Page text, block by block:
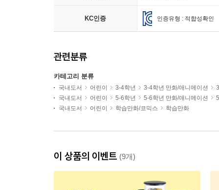
KC인증 인증유형 : 적합성확인
관련분류
카테고리 분류
국내도서 어린이 3-4학년 3-4학년 만화/애니메이션
국내도서
어린이 5-6학년 5-6학년 만화/애니메이션
국내도서
어린이 학습만화/코믹스 학습만화
이 상품의 이벤트 (9개)